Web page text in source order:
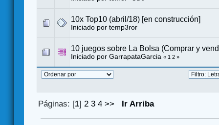
10x Top10 (abril/18) [en construcción]
Iniciado por temp3ror
10 juegos sobre La Bolsa (Comprar y
Iniciado por GarrapataGarcia « 1 2 »
Páginas: [1] 2 3 4 >> Ir Arriba